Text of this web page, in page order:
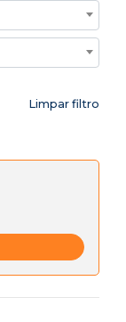
Limpar filtro